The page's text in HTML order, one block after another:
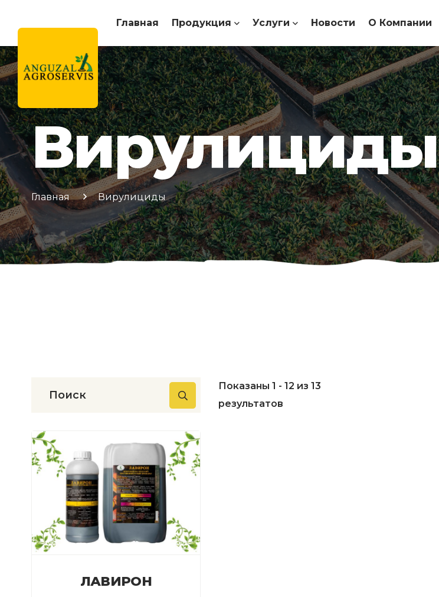
Главная Продукция Услуги Новости О Компании
Вирулициды
Главная Вирулициды
Показаны 1 - 12 из 13
результатов
ЛАВИРОН